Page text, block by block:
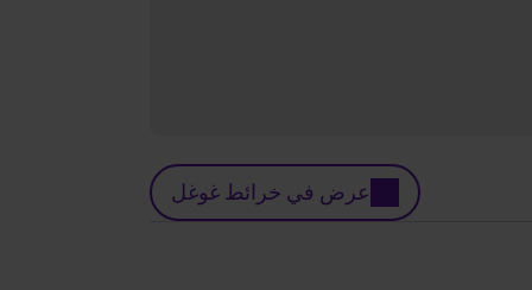
عرض في خرائط غوغل